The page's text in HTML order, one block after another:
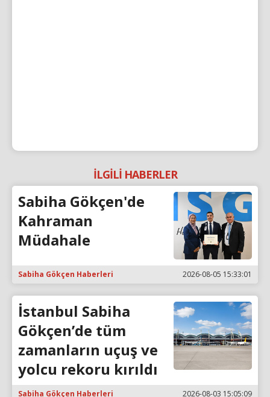
İLGİLİ HABERLER
Sabiha Gökçen'de
Kahraman
Müdahale
Sabiha Gökçen Haberleri 2026-08-05 15:33:01
İstanbul Sabiha
Gökçen’de tüm
zamanların uçuş ve
yolcu rekoru kırıldı
Sabiha Gökçen Haberleri 2026-08-03 15:05:09